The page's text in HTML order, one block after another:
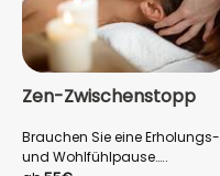
Zen-Zwischenstopp
Brauchen Sie eine Erholungs-
und Wohlfühlpause…..